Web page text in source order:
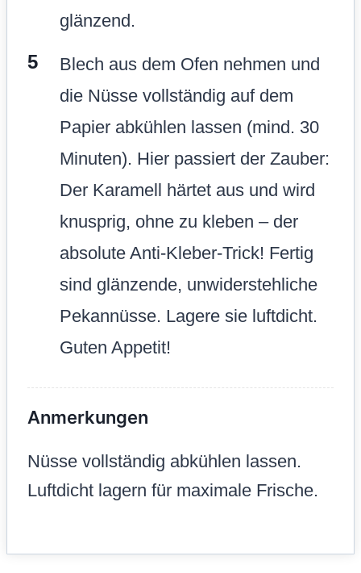
glänzend.
Blech aus dem Ofen nehmen und
die Nüsse vollständig auf dem
Papier abkühlen lassen (mind. 30
Minuten). Hier passiert der Zauber:
Der Karamell härtet aus und wird
knusprig, ohne zu kleben – der
absolute Anti-Kleber-Trick! Fertig
sind glänzende, unwiderstehliche
Pekannüsse. Lagere sie luftdicht.
Guten Appetit!
Anmerkungen
Nüsse vollständig abkühlen lassen.
Luftdicht lagern für maximale Frische.